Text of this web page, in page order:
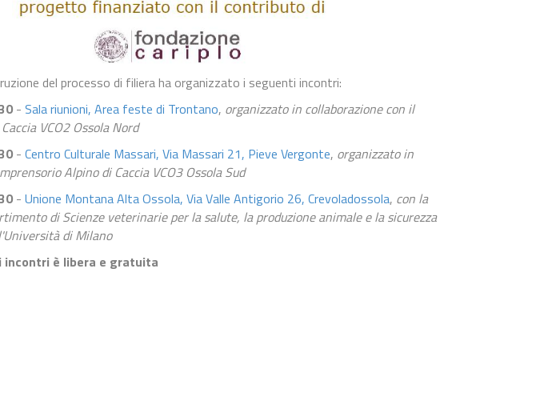
del processo di filiera ha organizzato i seguenti incontri:
-Sala riunioni, Area feste di Trontano, organizzato in collaborazione con il
VCO2 Ossola Nord
-Centro Culturale Massari, Via Massari 21, Pieve Vergonte, organizzato in
Alpino di Caccia VCO3 Ossola Sud
-Unione Montana Alta Ossola, Via Valle Antigorio 26, Crevoladossola, con la
di Scienze veterinarie per la salute, la produzione animale e la sicurezza
di Milano
incontri è libera e gratuita